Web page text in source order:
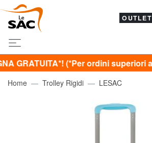
OUTLET
(*Per ordini superiori a 30€)
Home Trolley Rigidi LESAC